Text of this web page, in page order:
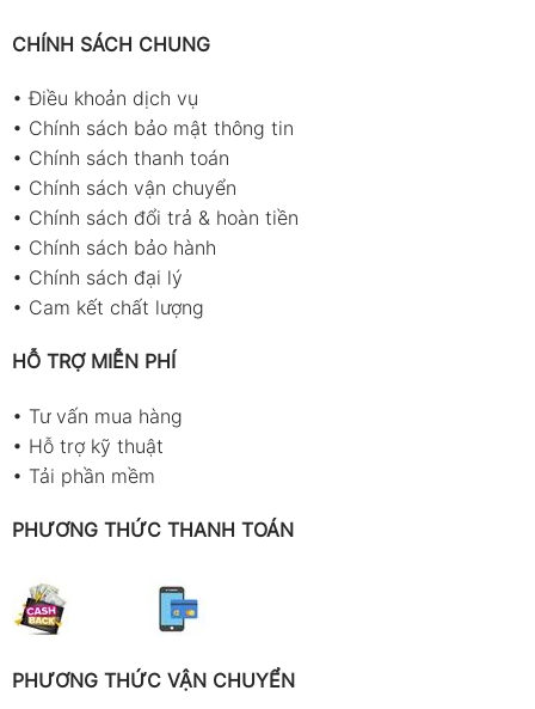
CHÍNH SÁCH CHUNG
•Điều khoản dịch vụ
• Chính sách bảo mật thông tin
• Chính sách thanh toán
• Chính sách vận chuyển
• Chính sách đổi trả & hoàn tiền
• Chính sách bảo hành
• Chính sách đại lý
• Cam kết chất lượng
HỖ TRỢ MIỄN PHÍ
• Tư vấn mua hàng
• Hỗ trợ kỹ thuật
• Tải phần mềm
PHƯƠNG THỨC THANH TOÁN
PHƯƠNG THỨC VẬN CHUYỂN